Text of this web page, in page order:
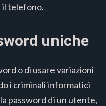
il telefono.
uniche
o di usare variazioni
i criminali informatici
password di un utente,